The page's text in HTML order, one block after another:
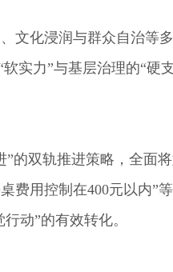
文化浸润与群众自治等
实力”与基层治理的“硬
的双轨推进策略，全面
费用控制在400元以内”
动”的有效转化。